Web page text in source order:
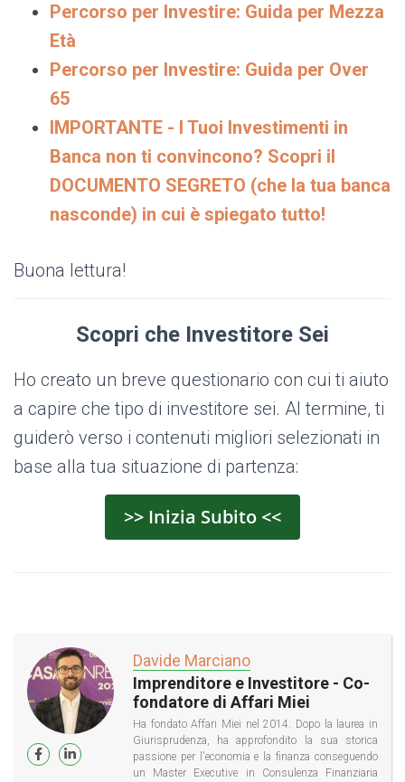
Percorso per Investire: Guida per Mezza
Età
Percorso per Investire: Guida per Over
65
IMPORTANTE - I Tuoi Investimenti in
Banca non ti convincono? Scopri il
DOCUMENTO SEGRETO (che la tua banca
nasconde) in cui è spiegato tutto!
Buona lettura!
Scopri che Investitore Sei
Ho creato un breve questionario con cui ti aiuto
a capire che tipo di investitore sei. Al termine, ti
guiderò verso i contenuti migliori selezionati in
base alla tua situazione di partenza:
>> Inizia Subito <<
Davide Marciano
Imprenditore e Investitore - Co-
fondatore di Affari Miei
Ha fondato Affari Miei nel 2014. Dopo la laurea in
Giurisprudenza, ha approfondito la sua storica
passione per l'economia e la finanza conseguendo
un Master Executive in Consulenza Finanziaria